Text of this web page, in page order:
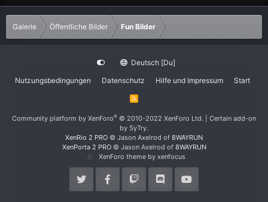
Galerie Öffentliche Bilder Fun Bilder
Deutsch [Du]
Nutzungsbedingungen
Datenschutz Hilfe und Impressum Start
R
Community platform by XenForo® © 2010-2022 XenForo Ltd.
Certain add-on
by SyTry.
XenRio 2 PRO © Jason Axelrod of 8WAYRUN
XenPorta 2 PRO© Jason Axelrod of 8WAYRUN
XenForo theme by xenfocus